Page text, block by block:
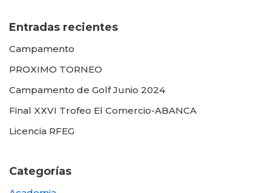
Entradas recientes
Campamento
PROXIMO TORNEO
Campamento de Golf Junio 2024
Final XXVI Trofeo El Comercio-ABANCA
Licencia RFEG
Categorías